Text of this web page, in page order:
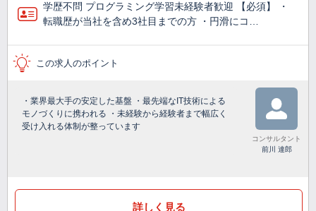
学歴不問 プログラミング学習未経験者歓迎 【必須】 ・
転職歴が当社を含め3社目までの方 ・円滑にコ…
この求人のポイント
・業界最大手の安定した基盤 ・最先端なIT技術による
モノづくりに携われる ・未経験から経験者まで幅広く
受け入れる体制が整っています
コンサルタント
前川 達郎
詳しく見る